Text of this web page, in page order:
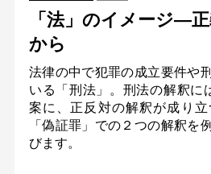
「法」のイメージ―
から
法律の中で犯罪の成立要件や
いる「刑法」。刑法の解釈に
案に、正反対の解釈が成り立
「偽証罪」での２つの解釈を
びます。